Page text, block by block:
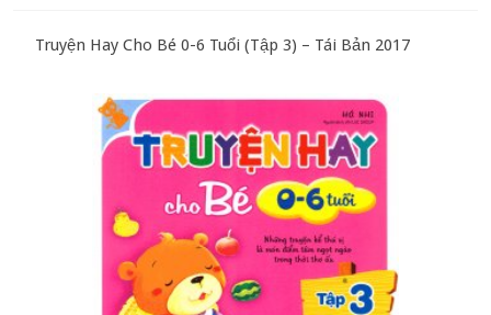
Truyện Hay Cho Bé 0-6 Tuổi (Tập 3) – Tái Bản 2017